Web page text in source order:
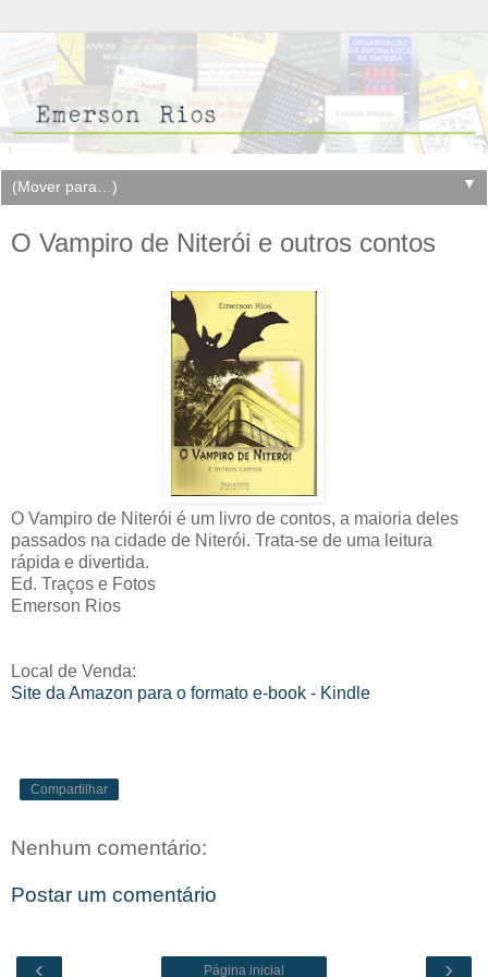
▼
O Vampiro de Niterói e outros contos
O Vampiro de Niterói é um livro de contos, a maioria deles
passados na cidade de Niterói. Trata-se de uma leitura
rápida e divertida.
Ed. Traços e Fotos
Emerson Rios
Local de Venda:
Site da Amazon para o formato e-book - Kindle
Compartilhar
Nenhum comentário:
Postar um comentário
‹ ›
Página inicial